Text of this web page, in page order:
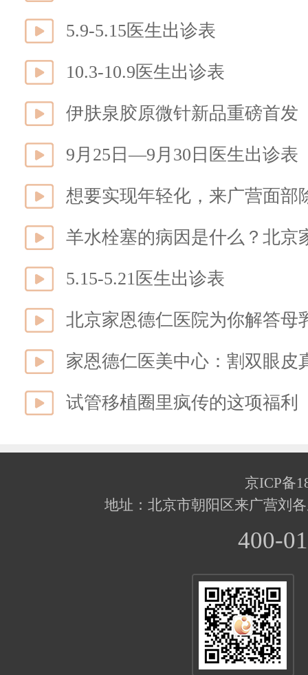
5.9-5.15医生出诊表
10.3-10.9医生出诊表
伊肤泉胶原微针新品重磅首发
9月25日—9月30日医生出诊表
想要实现年轻化，来广营面部
羊水栓塞的病因是什么？北京
5.15-5.21医生出诊表
北京家恩德仁医院为你解答母
家恩德仁医美中心：割双眼皮
试管移植圈里疯传的这项福利
京ICP备
地址：北京市朝阳区来广营刘
400-